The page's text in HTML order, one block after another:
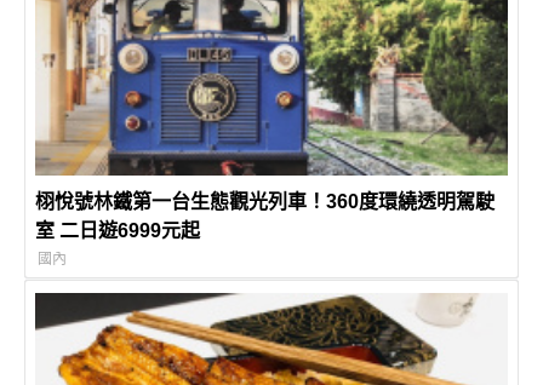
栩悅號林鐵第一台生態觀光列車！360度環繞透明駕駛
室 二日遊6999元起
國內